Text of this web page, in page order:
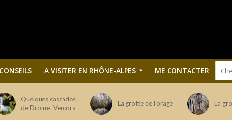
CONSEILS A VISITER EN RHÔNE-ALPES ME CONTACTER
Quelques cascades
de Drome -Vercors
La grotte de l’orage La